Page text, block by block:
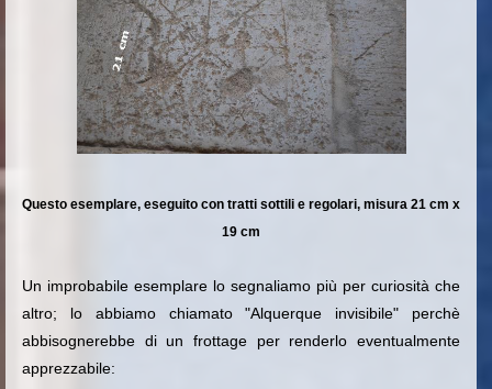
Questo esemplare, eseguito con tratti sottili e regolari, misura 21 cm x
19 cm
Un improbabile esemplare lo segnaliamo più per curiosità che
altro; lo abbiamo chiamato "Alquerque invisibile" perchè
abbisognerebbe di un frottage per renderlo eventualmente
apprezzabile: